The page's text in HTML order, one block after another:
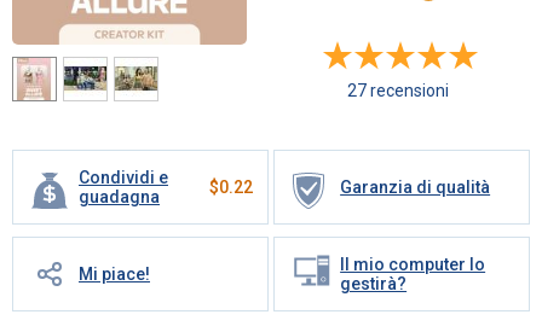
Condividi e
guadagna
$0.22 Garanzia di qualità
Mi piace!
Il mio computer lo
gestirà?
27 recensioni